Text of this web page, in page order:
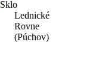
Sklo
Lednické
Rovne
(Púchov)